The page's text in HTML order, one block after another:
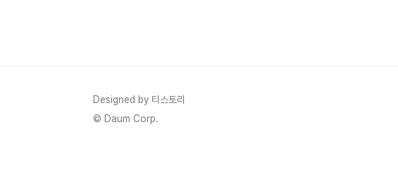
Designed by 티스토리
© Daum Corp.